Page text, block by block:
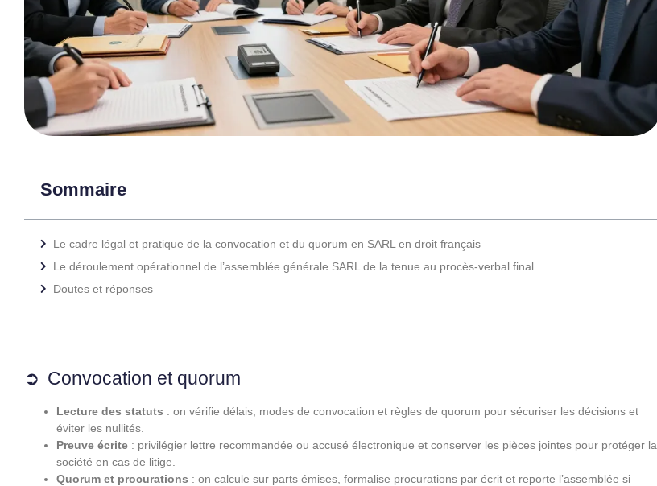
Sommaire
Le cadre légal et pratique de la convocation et du quorum en SARL en droit français
Le déroulement opérationnel de l’assemblée générale SARL de la tenue au procès-verbal final
Doutes et réponses
Convocation et quorum
Lecture des statuts : on vérifie délais, modes de convocation et règles de quorum pour sécuriser les décisions et
éviter les nullités.
Preuve écrite : privilégier lettre recommandée ou accusé électronique et conserver les pièces jointes pour protéger la
société en cas de litige.
Quorum et procurations : on calcule sur parts émises, formalise procurations par écrit et reporte l’assemblée si